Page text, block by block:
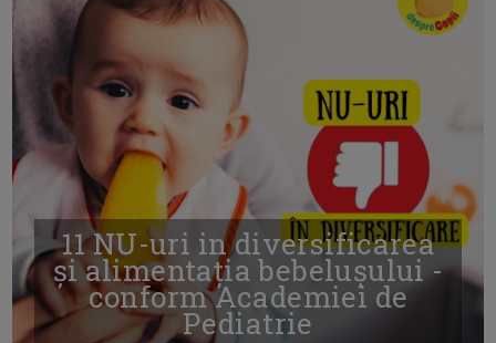
11 NU-uri in diversificarea
și alimentația bebelușului -
conform Academiei de
Pediatrie